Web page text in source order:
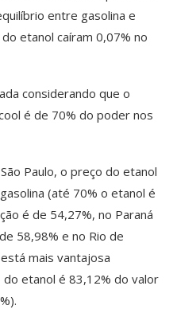
entre gasolina e
etanol caíram 0,07% no
considerando que o
é de 70% do poder nos
Paulo, o preço do etanol
(até 70% o etanol é
é de 54,27%, no Paraná
58,98% e no Rio de
mais vantajosa
etanol é 83,12% do valor